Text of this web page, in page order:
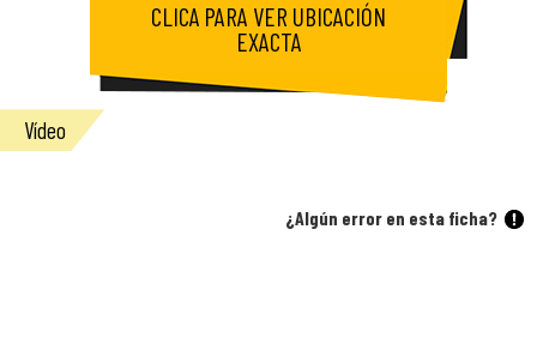
CLICA PARA VER UBICACIÓN
EXACTA
Vídeo
¿Algún error en esta ficha?